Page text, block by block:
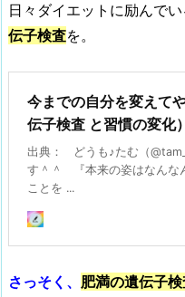
日々ダイエットに励んでい
伝子検査を。
今までの自分を変えて
伝子検査 と習慣の変化）
出典： どうも♪たむ（
す＾＾ 『本来の姿はなんな
ことを ...
さっそく、 肥満の遺伝子